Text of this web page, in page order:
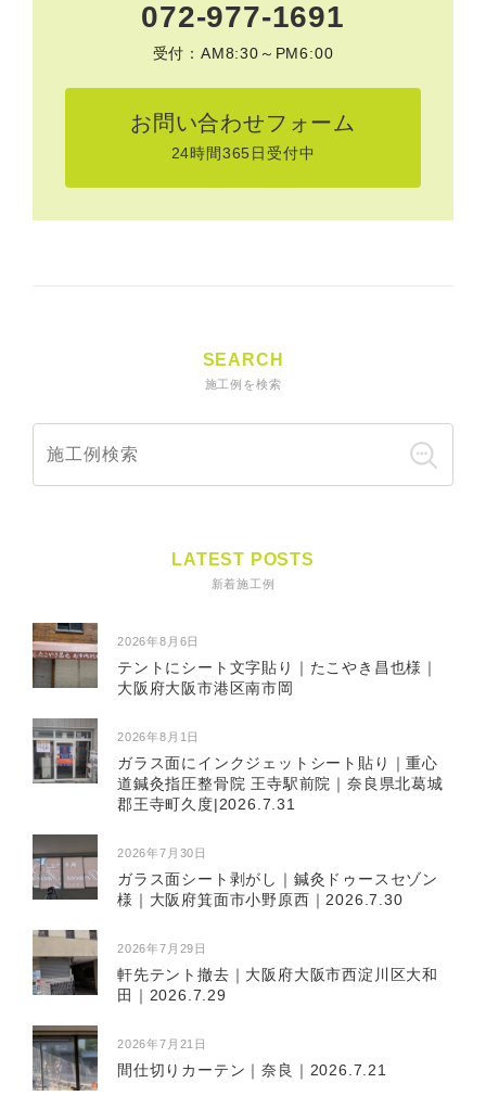
072-977-1691
受付：AM8:30～PM6:00
お問い合わせフォーム
24時間365日受付中
SEARCH
施工例を検索
LATEST POSTS
新着施工例
2026年8月6日
テントにシート文字貼り｜たこやき昌也様｜
大阪府大阪市港区南市岡
2026年8月1日
ガラス面にインクジェットシート貼り｜重心
道鍼灸指圧整骨院 王寺駅前院｜奈良県北葛城
郡王寺町久度|2026.7.31
2026年7月30日
ガラス面シート剥がし｜鍼灸ドゥースセゾン
様｜大阪府箕面市小野原西｜2026.7.30
2026年7月29日
軒先テント撤去｜大阪府大阪市西淀川区大和
田｜2026.7.29
2026年7月21日
間仕切りカーテン｜奈良｜2026.7.21